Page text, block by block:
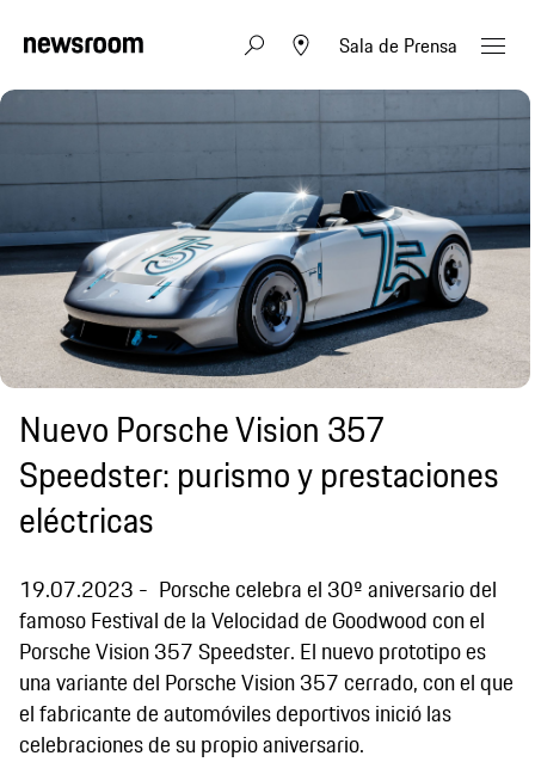
Sala de Prensa
Nuevo Porsche Vision 357
Speedster: purismo y prestaciones
eléctricas
19.07.2023
Porsche celebra el 30º aniversario del
famoso Festival de la Velocidad de Goodwood con el
Porsche Vision 357 Speedster. El nuevo prototipo es
una variante del Porsche Vision 357 cerrado, con el que
el fabricante de automóviles deportivos inició las
celebraciones de su propio aniversario.